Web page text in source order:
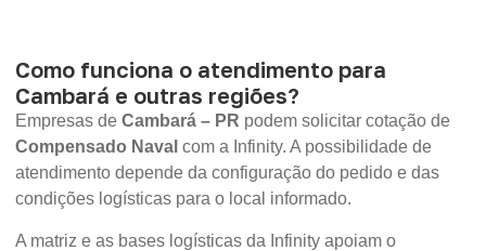
Como funciona o atendimento para
Cambará e outras regiões?
Empresas de Cambará – PR podem solicitar cotação de
Compensado Naval com a Infinity. A possibilidade de
atendimento depende da configuração do pedido e das
condições logísticas para o local informado.
A matriz e as bases logísticas da Infinity apoiam o